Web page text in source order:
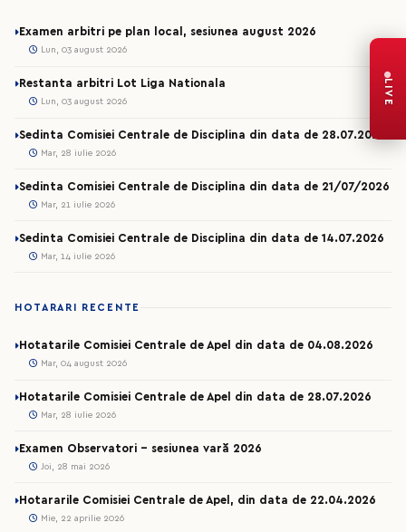
Examen arbitri pe plan local, sesiunea august 2026
Lun, 03 august 2026
Restanta arbitri Lot Liga Nationala
Lun, 03 august 2026
Sedinta Comisiei Centrale de Disciplina din data de 28.07.2026
Mar, 28 iulie 2026
Sedinta Comisiei Centrale de Disciplina din data de 21/07/2026
Mar, 21 iulie 2026
Sedinta Comisiei Centrale de Disciplina din data de 14.07.2026
Mar, 14 iulie 2026
HOTARARI RECENTE
Hotatarile Comisiei Centrale de Apel din data de 04.08.2026
Mar, 04 august 2026
Hotatarile Comisiei Centrale de Apel din data de 28.07.2026
Mar, 28 iulie 2026
Examen Observatori - sesiunea vară 2026
Joi, 28 mai 2026
Hotararile Comisiei Centrale de Apel, din data de 22.04.2026
Mie, 22 aprilie 2026
LIVE